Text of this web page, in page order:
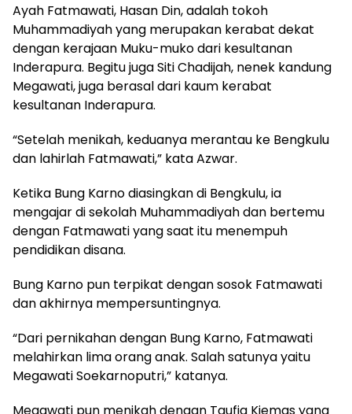
Ayah Fatmawati, Hasan Din, adalah tokoh
Muhammadiyah yang merupakan kerabat dekat
dengan kerajaan Muku-muko dari kesultanan
Inderapura. Begitu juga Siti Chadijah, nenek kandung
Megawati, juga berasal dari kaum kerabat
kesultanan Inderapura.
“Setelah menikah, keduanya merantau ke Bengkulu
dan lahirlah Fatmawati,” kata Azwar.
Ketika Bung Karno diasingkan di Bengkulu, ia
mengajar di sekolah Muhammadiyah dan bertemu
dengan Fatmawati yang saat itu menempuh
pendidikan disana.
Bung Karno pun terpikat dengan sosok Fatmawati
dan akhirnya mempersuntingnya.
“Dari pernikahan dengan Bung Karno, Fatmawati
melahirkan lima orang anak. Salah satunya yaitu
Megawati Soekarnoputri,” katanya.
Megawati pun menikah dengan Taufiq Kiemas yang